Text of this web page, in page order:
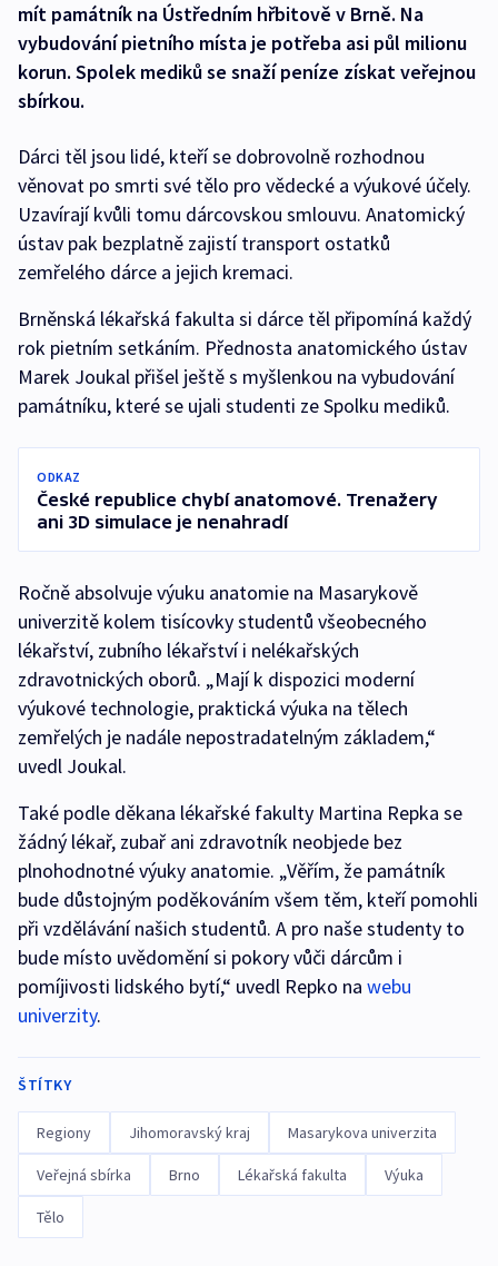
mít památník na Ústředním hřbitově v Brně. Na
vybudování pietního místa je potřeba asi půl milionu
korun. Spolek mediků se snaží peníze získat veřejnou
sbírkou.
Dárci těl jsou lidé, kteří se dobrovolně rozhodnou
věnovat po smrti své tělo pro vědecké a výukové účely.
Uzavírají kvůli tomu dárcovskou smlouvu. Anatomický
ústav pak bezplatně zajistí transport ostatků
zemřelého dárce a jejich kremaci.
Brněnská lékařská fakulta si dárce těl připomíná každý
rok pietním setkáním. Přednosta anatomického ústav
Marek Joukal přišel ještě s myšlenkou na vybudování
památníku, které se ujali studenti ze Spolku mediků.
ODKAZ
České republice chybí anatomové. Trenažery
ani 3D simulace je nenahradí
Ročně absolvuje výuku anatomie na Masarykově
univerzitě kolem tisícovky studentů všeobecného
lékařství, zubního lékařství i nelékařských
zdravotnických oborů. „Mají k dispozici moderní
výukové technologie, praktická výuka na tělech
zemřelých je nadále nepostradatelným základem,“
uvedl Joukal.
Také podle děkana lékařské fakulty Martina Repka se
žádný lékař, zubař ani zdravotník neobjede bez
plnohodnotné výuky anatomie. „Věřím, že památník
bude důstojným poděkováním všem těm, kteří pomohli
při vzdělávání našich studentů. A pro naše studenty to
bude místo uvědomění si pokory vůči dárcům i
pomíjivosti lidského bytí,“ uvedl Repko na webu
univerzity.
ŠTÍTKY
Regiony Jihomoravský kraj Masarykova univerzita
Veřejná sbírka Brno Lékařská fakulta Výuka
Tělo